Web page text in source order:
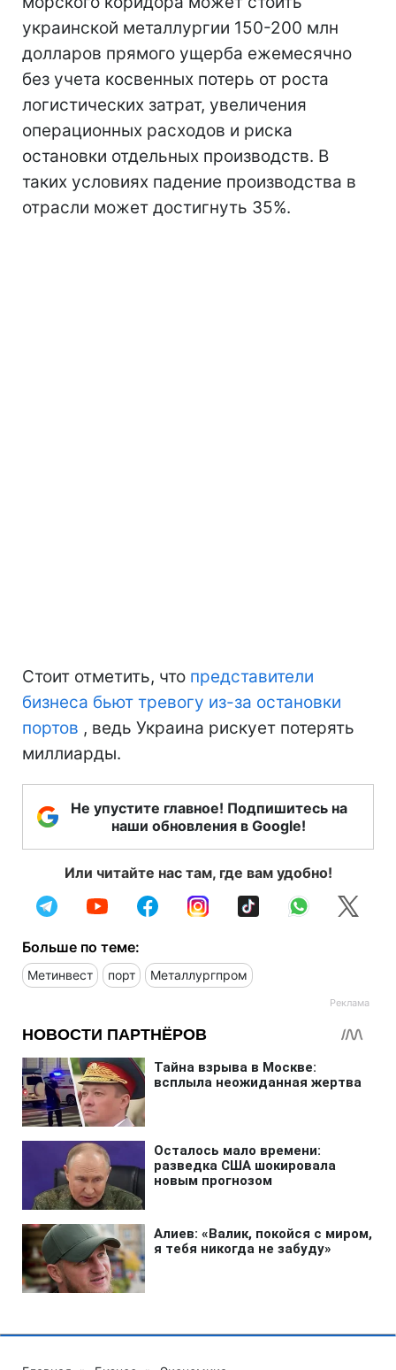
украинской металлургии 150-200 млн
долларов прямого ущерба ежемесячно
без учета косвенных потерь от роста
логистических затрат, увеличения
операционных расходов и риска
остановки отдельных производств. В
таких условиях падение производства в
отрасли может достигнуть 35%.
Стоит отметить, что представители
бизнеса бьют тревогу из-за остановки
портов , ведь Украина рискует потерять
миллиарды.
Не упустите главное! Подпишитесь на
наши обновления в Google!
Или читайте нас там, где вам удобно!
Больше по теме:
Метинвест порт Металлургпром